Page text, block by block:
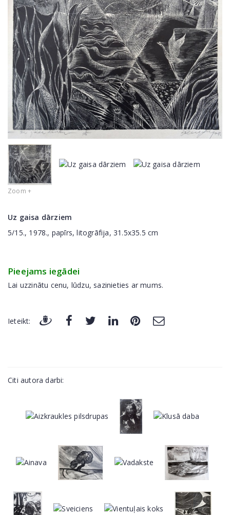
Zoom +
Uz gaisa dārziem
5/15., 1978., papīrs, litogrāfija, 31.5x35.5 cm
Pieejams iegādei
Lai uzzinātu cenu, lūdzu, sazinieties ar mums.
Ieteikt:
Citi autora darbi: